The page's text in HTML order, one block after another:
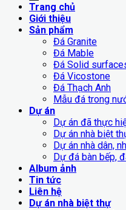
Trang chủ
Giới thiệu
Sản phẩm
Đá Granite
Đá Mable
Đá Solid
Đá Vicostone
Đá Thạch Anh
Mẫu đá trong
Dự án
Dự án đã thực
Dự án nhà biệt
Dự án nhà dân,
Dự đá bàn bếp,
Album ảnh
Tin tức
Liên hệ
Dự án nhà biệt thự